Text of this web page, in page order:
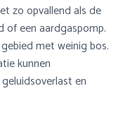
zo opvallend als de
een aardgaspomp.
met weinig bos.
kunnen
en